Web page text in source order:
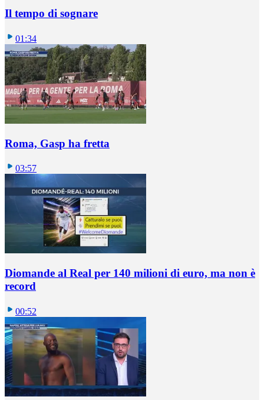
Il tempo di sognare
01:34
Roma, Gasp ha fretta
03:57
Diomande al Real per 140 milioni di euro, ma non è
record
00:52